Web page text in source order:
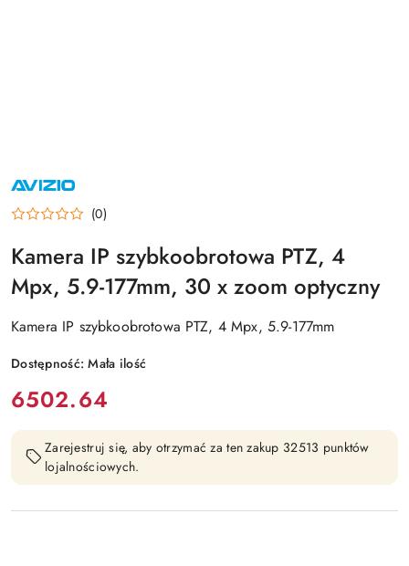
NAZWA
PRODUCENTA:
AVIZIO (0)
Kamera IP szybkoobrotowa PTZ, 4
Mpx, 5.9-177mm, 30 x zoom optyczny
Kamera IP szybkoobrotowa PTZ, 4 Mpx, 5.9-177mm
Dostępność:Mała ilość
cena:
6502.64
Zarejestruj się, aby otrzymać za ten zakup 32513 punktów
lojalnościowych.